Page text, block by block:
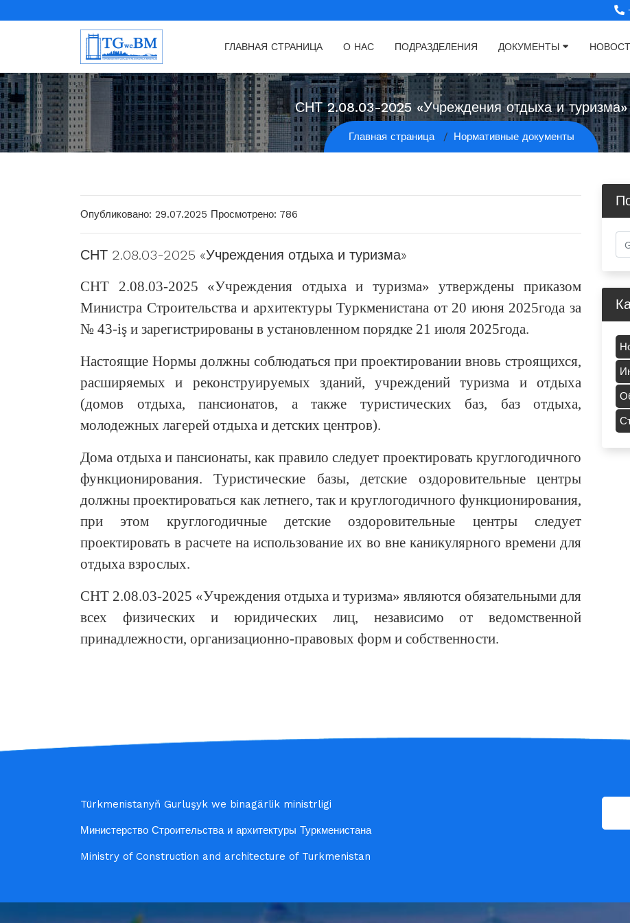
ГЛАВНАЯ СТРАНИЦА О НАС ПОДРАЗДЕЛЕНИЯ ДОКУМЕНТЫ
СНТ 2.08.03-2025 «Учреждения отдыха и туризма»
Главная страница Нормативные документы
Опубликовано: 29.07.2025 Просмотрено: 786
СНТ 2.08.03-2025 «Учреждения отдыха и туризма»
СНТ 2.08.03-2025 «Учреждения отдыха и туризма» утверждены приказом
Министра Строительства и архитектуры Туркменистана от 20 июня 2025года за
№ 43-iş и зарегистрированы в установленном порядке 21 июля 2025года.
Настоящие Нормы должны соблюдаться при проектировании вновь строящихся,
расширяемых и реконструируемых зданий, учреждений туризма и отдыха
(домов отдыха, пансионатов, а также туристических баз, баз отдыха,
молодежных лагерей отдыха и детских центров).
Дома отдыха и пансионаты, как правило следует проектировать круглогодичного
функционирования. Туристические базы, детские оздоровительные центры
должны проектироваться как летнего, так и круглогодичного функционирования,
при этом круглогодичные детские оздоровительные центры следует
проектировать в расчете на использование их во вне каникулярного времени для
отдыха взрослых.
СНТ 2.08.03-2025 «Учреждения отдыха и туризма» являются обязательными для
всех физических и юридических лиц, независимо от ведомственной
принадлежности, организационно-правовых форм и собственности.
Türkmenistanyň Gurluşyk we binagärlik ministrligi
Министерство Строительства и архитектуры Туркменистана
Ministry of Construction and architecture of Turkmenistan